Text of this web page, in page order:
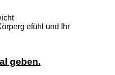
efühl und Ihr
geben.